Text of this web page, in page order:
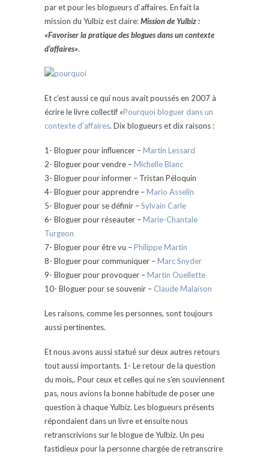
par et pour les blogueurs d’affaires. En fait la
mission du Yulbiz est claire:Mission de Yulbiz :
«Favoriser la pratique des blogues dans un contexte
d’affaires».
Et c’est aussi ce qui nous avait poussés en 2007 à
écrire le livre collectif «Pourquoi bloguer dans un
contexte d’affaires. Dix blogueurs et dix raisons :
1- Bloguer pour influencer –Martin Lessard
2- Bloguer pour vendre –Michelle Blanc
3- Bloguer pour informer – Tristan Péloquin
4- Bloguer pour apprendre –Mario Asselin
5- Bloguer pour se définir –Sylvain Carle
6- Bloguer pour réseauter –Marie-Chantale
Turgeon
7- Bloguer pour être vu –Philippe Martin
8- Bloguer pour communiquer –Marc Snyder
9- Bloguer pour provoquer –Martin Ouellette
10- Bloguer pour se souvenir – Claude Malaison
Les raisons, comme les personnes, sont toujours
aussi pertinentes.
Et nous avons aussi statué sur deux autres retours
tout aussi importants. 1- Le retour de la question
du mois,. Pour ceux et celles qui ne s’en souviennent
pas, nous avions la bonne habitude de poser une
question à chaque Yulbiz. Les blogueurs présents
répondaient dans un livre et ensuite nous
retranscrivions sur le blogue de Yulbiz. Un peu
fastidieux pour la personne chargée de retranscrire